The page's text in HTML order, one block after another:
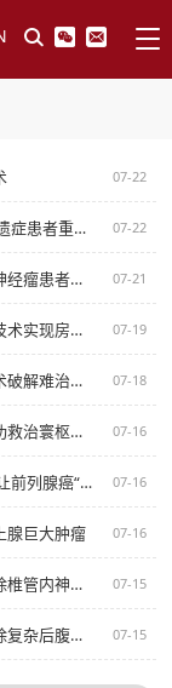
07-22
哈医大四院骨科应用3D打印技术辅助为小儿麻痹后遗症患者重建髋关节功能 07-22
哈医大一院神经外科高成教授团队成功解除多例听神经瘤患者病痛 07-21
东北三省首次！哈医大一院心内科应用脉冲场消融技术实现房颤治疗百秒内完成 07-19
哈医大一院消化内科祝喜萍教授团队食管狭窄切开术破解难治性食道狭窄治疗难题 07-18
哈医大一院群力骨科王文波教授团队联手多学科成功救治寰枢椎脱位致呼吸衰竭四肢瘫痪十岁儿童 07-16
哈医大一院核医学科PET/CT分子影像中心精确诊疗让前列腺癌“无处遁形” 07-16
腺巨大肿瘤 07-16
哈医大二院神经外科显微镜下经脊柱微通道完整切除椎管内神经鞘瘤 07-15
哈医大一院群力普外白雪巍教授团队联合多学科切除复杂后腹膜巨大肿瘤 07-15